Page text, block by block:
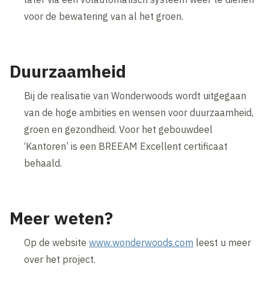
voor de bewatering van al het groen.
Duurzaamheid
Bij de realisatie van Wonderwoods wordt uitgegaan
van de hoge ambities en wensen voor duurzaamheid,
groen en gezondheid. Voor het gebouwdeel
‘Kantoren’ is een BREEAM Excellent certificaat
behaald.
Meer weten?
Op de websitewww.wonderwoods.com leest u meer
over het project.